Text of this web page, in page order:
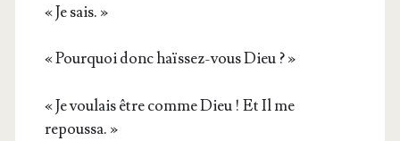
« Je sais. »
« Pour­quoi donc haïs­sez-vous Dieu ? »
« Je vou­lais être comme Dieu ! Et Il me
repoussa. »